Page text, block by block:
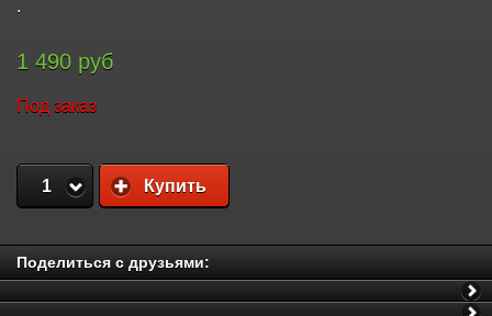
.
1 490 руб
Под заказ
1 Купить
Поделиться с друзьями: